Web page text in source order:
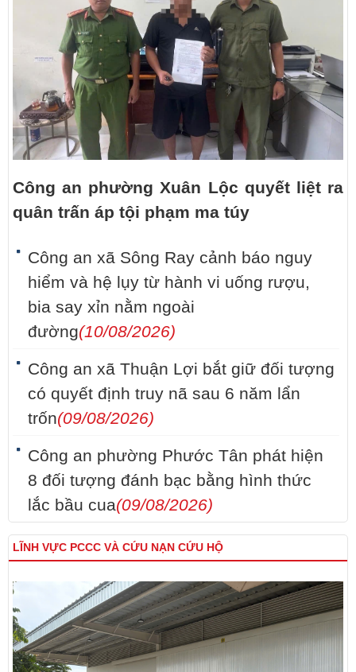
Công an phường Xuân Lộc quyết liệt ra
quân trấn áp tội phạm ma túy
Công an xã Sông Ray cảnh báo nguy
hiểm và hệ lụy từ hành vi uống rượu,
bia say xỉn nằm ngoài
đường(10/08/2026)
Công an xã Thuận Lợi bắt giữ đối tượng
có quyết định truy nã sau 6 năm lẩn
trốn(09/08/2026)
Công an phường Phước Tân phát hiện
8 đối tượng đánh bạc bằng hình thức
lắc bầu cua(09/08/2026)
LĨNH VỰC PCCC VÀ CỨU NẠN CỨU HỘ